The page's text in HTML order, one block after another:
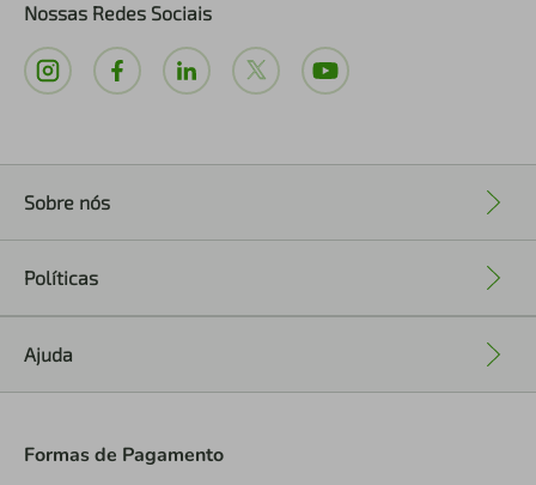
Nossas Redes Sociais
Sobre nós
Políticas
Ajuda
Formas de Pagamento